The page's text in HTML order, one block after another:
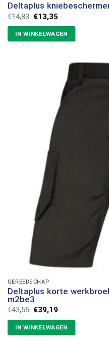
Deltaplus
€14,83 Oorspronkelijke
prijs
was:
€14,83.
€13,35Huidige
is:
€13,35.
IN WINKELWAGEN
GEREEDSCHAP
Deltaplus korte
m2be3
€43,55 Oorspronkelijke
prijs
was:
€43,55.
€39,19Huidige
is:
€39,19.
IN WINKELWAGEN